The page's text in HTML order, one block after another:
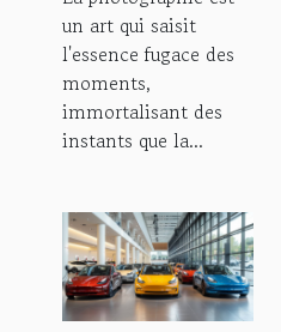
expérience de
trek au Pérou
un art qui saisit
l'essence fugace des
moments,
immortalisant des
instants que la...